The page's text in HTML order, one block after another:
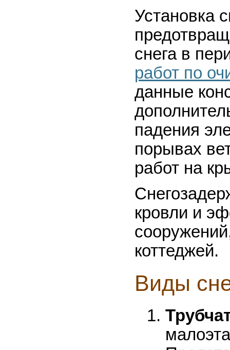
Установка
снега в
работ по
данные
падения
порывах
работ на
кровли и
коттеджей.
Виды